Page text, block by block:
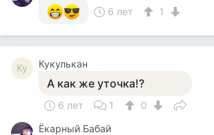
6 лет
1
Ку Кукулькан
А как же уточка!?
6 лет 1
0
Ёкарный Бабай